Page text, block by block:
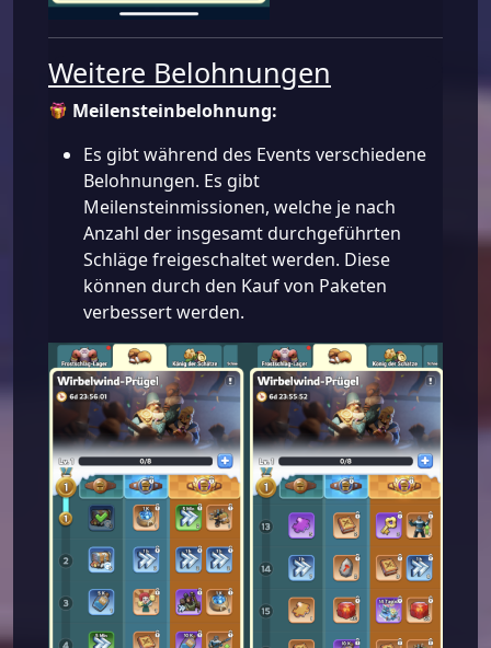
Weitere Belohnungen
Meilensteinbelohnung:
Es gibt während des Events verschiedene
Belohnungen. Es gibt
Meilensteinmissionen, welche je nach
Anzahl der insgesamt durchgeführten
Schläge freigeschaltet werden. Diese
können durch den Kauf von Paketen
verbessert werden.